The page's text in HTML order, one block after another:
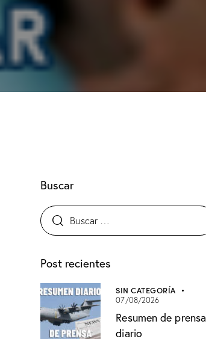
Buscar
Post recientes
SIN CATEGORÍA
07/08/2026
Resumen de prensa
diario